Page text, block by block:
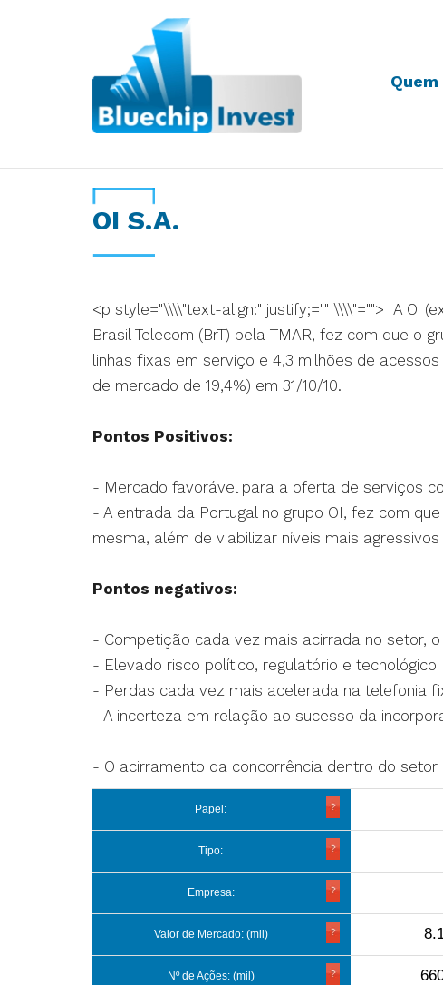
OI S.A.
<p style="\\\\"text-align:" justify;="" \\\\"=""> A Oi
Brasil Telecom (BrT) pela TMAR, fez com que o
linhas fixas em serviço e 4,3 milhões de
de mercado de 19,4%) em 31/10/10.
Pontos Positivos:
- Mercado favorável para a oferta de serviços
- A entrada da Portugal no grupo OI, fez com
mesma, além de viabilizar níveis mais
Pontos negativos:
- Competição cada vez mais acirrada no setor,
- Elevado risco político, regulatório e tecnológico
- Perdas cada vez mais acelerada na telefonia
- A incerteza em relação ao sucesso da
- O acirramento da concorrência dentro do
Papel:
Tipo:
Empresa:
Valor de Mercado: (mil)
Nº de Ações: (mil)